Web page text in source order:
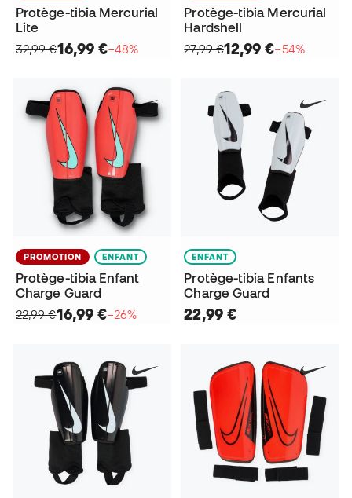
Protège-tibia Mercurial
Lite
32,99 €16,99 €−48%
Protège-tibia Mercurial
Hardshell
27,99 €12,99 €−54%
PROMOTION ENFANT
Protège-tibia Enfant
Charge Guard
22,99 €16,99 €−26%
ENFANT
Protège-tibia Enfants
Charge Guard
22,99 €